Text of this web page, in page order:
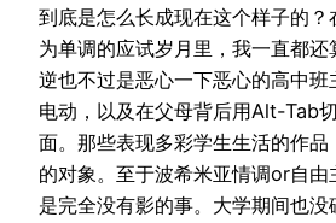
到底是怎么长成现在这个样子的？
为单调的应试岁月里，我一直都
逆也不过是恶心一下恶心的高中
电动，以及在父母背后用Alt-Tab
面。那些表现多彩学生生活的作
的对象。至于波希米亚情调or自由
是完全没有影的事。大学期间也没